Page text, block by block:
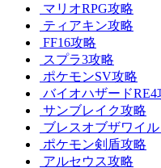
マリオRPG攻略
ティアキン攻略
FF16攻略
スプラ3攻略
ポケモンSV攻略
バイオハザードRE4
サンブレイク攻略
ブレスオブザワイ
ポケモン剣盾攻略
アルセウス攻略